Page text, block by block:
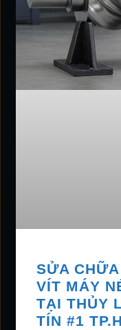
SỬA
VÍT MÁY
TẠI THỦY
TÍN #1